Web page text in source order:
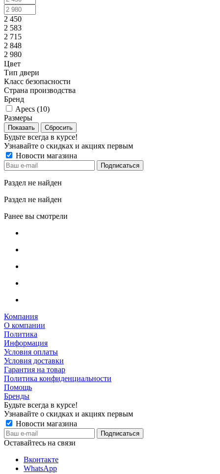
2 450
2 583
2 715
2 848
2 980
Цвет
Тип двери
Класс безопасности
Страна производства
Бренд
Apecs (10)
Размеры
Сбросить
Будьте всегда в курсе!
Узнавайте о скидках и акциях первым
Новости магазина
Раздел не найден
Раздел не найден
Ранее вы смотрели
Компания
О компании
Политика
Информация
Условия оплаты
Условия доставки
Гарантия на товар
Политика конфиденциальности
Помощь
Бренды
Будьте всегда в курсе!
Узнавайте о скидках и акциях первым
Новости магазина
Оставайтесь на связи
Вконтакте
WhatsApp